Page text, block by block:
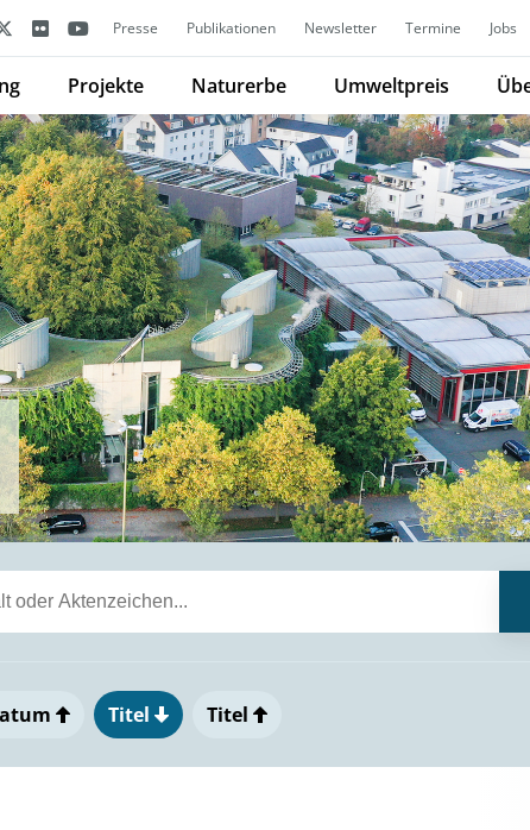
Presse Publikationen Newsletter Termine Jobs
Projekte Naturerbe Umweltpreis
Titel Titel